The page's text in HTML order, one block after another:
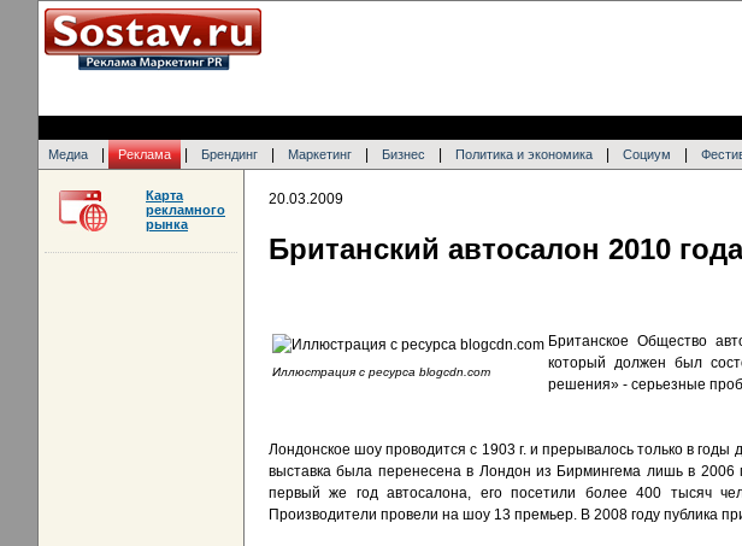
Медиа Реклама Брендинг Маркетинг Бизнес Политика и экономика Социум
20.03.2009
Британский автосалон 2010
Иллюстрация с ресурса blogcdn.com
Британское Общество
который должен был
решения» - серьезные
Лондонское шоу проводится с 1903 г. и прерывалось только в
выставка была перенесена в Лондон из Бирмингема лишь в
первый же год автосалона, его посетили более 400 тысяч
Производители провели на шоу 13 премьер. В 2008 году публика
Карта
рекламного
рынка